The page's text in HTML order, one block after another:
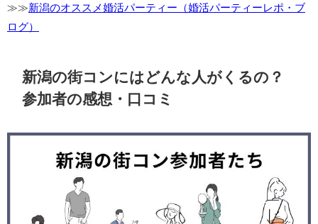
≫≫新潟のオススメ婚活パーティー（婚活パーティーレポ・ブ
ログ）
新潟の街コンにはどんな人がくるの？
参加者の感想・口コミ